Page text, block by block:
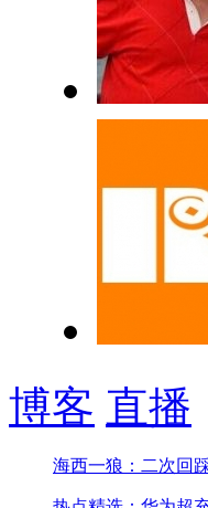
博客 直播
海西一狼：二次回